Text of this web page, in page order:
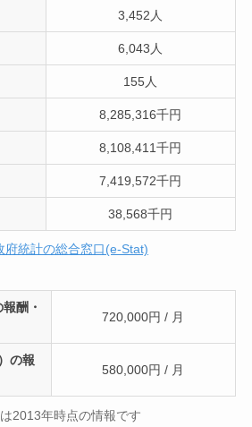
3,452人
6,043人
155人
8,285,316千円
8,108,411千円
7,419,572千円
38,568千円
府統計の総合窓口(e-Stat)
酬・
720,000円 / 月
の報
580,000円 / 月
2013年時点の情報です